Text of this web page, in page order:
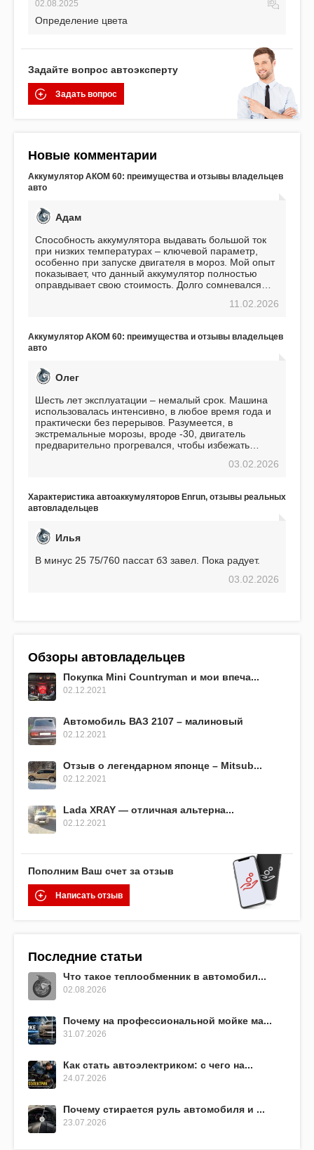
02.08.2025
Определение цвета
Задайте вопрос автоэксперту
Задать вопрос
Новые комментарии
Аккумулятор АКОМ 60: преимущества и отзывы владельцев
авто
Адам
Способность аккумулятора выдавать большой ток
при низких температурах – ключевой параметр,
особенно при запуске двигателя в мороз. Мой опыт
показывает, что данный аккумулятор полностью
оправдывает свою стоимость. Долго сомневался
пожалел. Считаю, что это отличное вложение,11.02.2026
Аккумулятор АКОМ 60: преимущества и отзывы владельцев
авто
Олег
Шесть лет эксплуатации – немалый срок. Машина
использовалась интенсивно, в любое время года и
практически без перерывов. Разумеется, в
экстремальные морозы, вроде -30, двигатель
предварительно прогревался, чтобы избежать
использования не было ни единой поломки,
EFB 75. Судя по характеристикам, он даже
превосходит предыдущую модель.
03.02.2026
Характеристика автоаккумуляторов Enrun, отзывы реальных
автовладельцев
Илья
В минус 25 75/760 пассат б3 завел. Пока радует.
03.02.2026
Обзоры автовладельцев
Покупка Mini Countryman и мои впеча...
02.12.2021
Автомобиль ВАЗ 2107 – малиновый
02.12.2021
Отзыв о легендарном японце – Mitsub...
02.12.2021
Lada XRAY — отличная альтерна...
02.12.2021
Пополним Ваш счет за отзыв
Написать отзыв
Последние статьи
Что такое теплообменник в автомобил...
02.08.2026
Почему на профессиональной мойке ма...
31.07.2026
Как стать автоэлектриком: с чего на...
24.07.2026
Почему стирается руль автомобиля и ...
23.07.2026